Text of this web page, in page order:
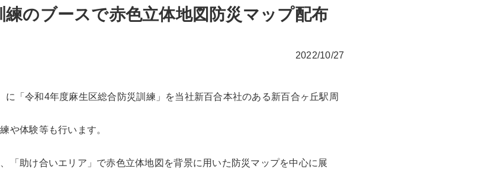
練のブースで赤色立体地図防災マップ配布
2022/10/27
「令和4年度麻生区総合防災訓練」を当社新百合本社のある新百合ヶ丘駅周
や体験等も行います。
「助け合いエリア」で赤色立体地図を背景に用いた防災マップを中心に展